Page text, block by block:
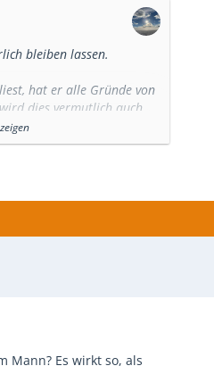
bleiben lassen.
hat er alle Gründe von
dies vermutlich auch
dass du ein weiteres
dir einen Korb von
abholst.
sein und dann geht der
Mann? Es wirkt so, als